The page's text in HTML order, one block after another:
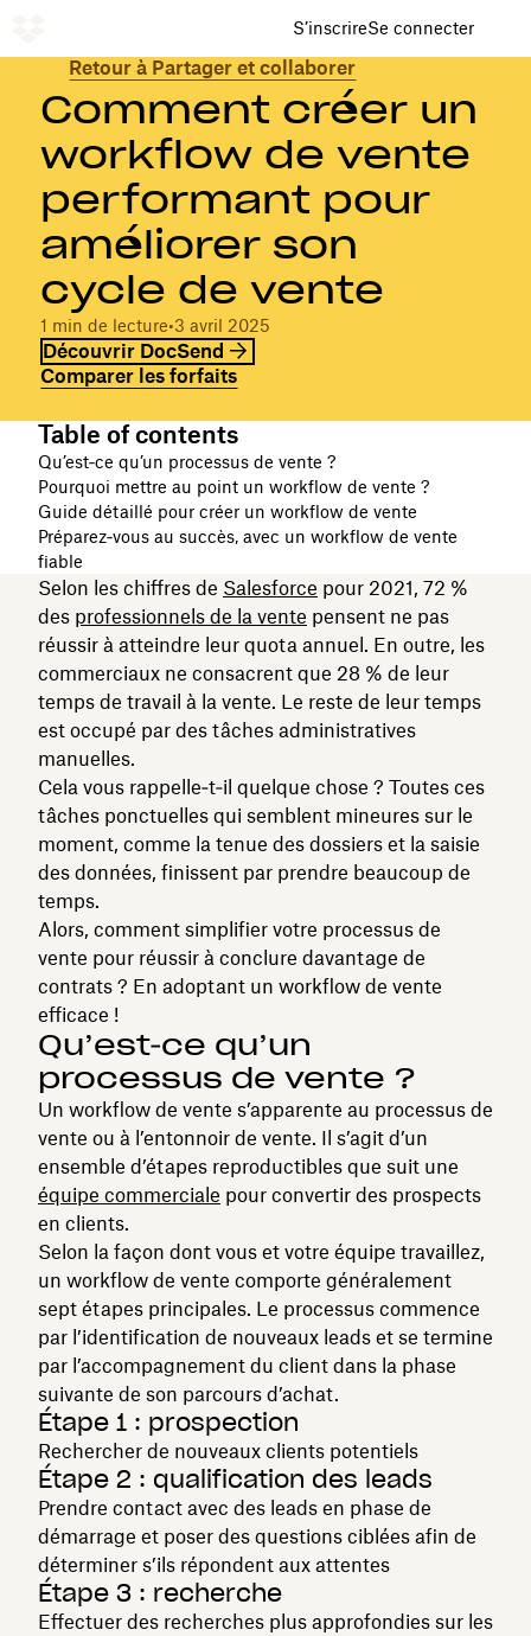
S’inscrireSe connecter
Retour à Partager et collaborer
Comment créer un
workflow de vente
performant pour
améliorer son
cycle de vente
1 min de lecture•3 avril 2025
Découvrir DocSend
Comparer les forfaits
Table of contents
Qu’est‑ce qu’un processus de vente ?
Pourquoi mettre au point un workflow de vente ?
Guide détaillé pour créer un workflow de vente
Préparez‑vous au succès, avec un workflow de vente
fiable
Selon les chiffres de Salesforce pour 2021, 72 %
des professionnels de la vente pensent ne pas
réussir à atteindre leur quota annuel. En outre, les
commerciaux ne consacrent que 28 % de leur
temps de travail à la vente. Le reste de leur temps
est occupé par des tâches administratives
manuelles.
Cela vous rappelle‑t‑il quelque chose ? Toutes ces
tâches ponctuelles qui semblent mineures sur le
moment, comme la tenue des dossiers et la saisie
des données, finissent par prendre beaucoup de
temps.
Alors, comment simplifier votre processus de
vente pour réussir à conclure davantage de
contrats ? En adoptant un workflow de vente
efficace !
Qu’est‑ce qu’un
processus de vente ?
Un workflow de vente s’apparente au processus de
vente ou à l’entonnoir de vente. Il s’agit d’un
ensemble d’étapes reproductibles que suit une
équipe commerciale pour convertir des prospects
en clients.
Selon la façon dont vous et votre équipe travaillez,
un workflow de vente comporte généralement
sept étapes principales. Le processus commence
par l’identification de nouveaux leads et se termine
par l’accompagnement du client dans la phase
suivante de son parcours d’achat.
Étape 1 : prospection
Rechercher de nouveaux clients potentiels
Étape 2 : qualification des leads
Prendre contact avec des leads en phase de
démarrage et poser des questions ciblées afin de
déterminer s’ils répondent aux attentes
Étape 3 : recherche
Effectuer des recherches plus approfondies sur les